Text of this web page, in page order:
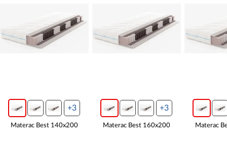
+3
Materac Best 140x200
+3
Materac Best 160x200 Materac